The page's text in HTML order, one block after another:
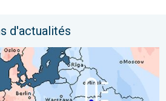
d'actualités
en juillet. En Europe. . . lundi 3 août